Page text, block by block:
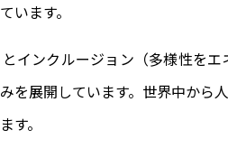
います。
インクルージョン（多様性を
を展開しています。世界中か
す。